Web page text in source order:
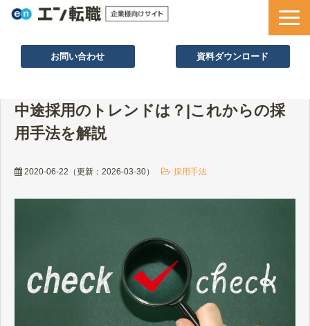
お問い合わせ 資料ダウンロード
採用ノウハウ
セミナー情報
中途採用のトレンドは？|これからの採
用手法を解説
2020-06-22 （更新： 2026-03-30） 採用手法